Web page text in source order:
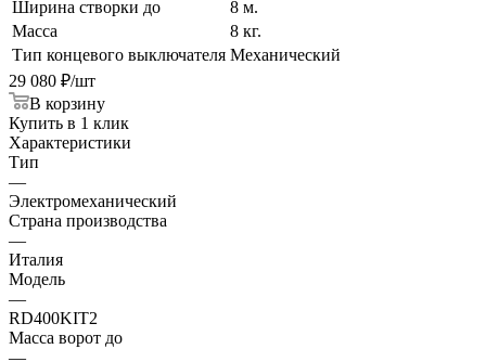
Ширина створки до
8 м.
Масса
8 кг.
Тип концевого выключателя Механический
29 080 ₽/шт
В корзину
Купить в 1 клик
Характеристики
Тип
—
Электромеханический
Страна производства
—
Италия
Модель
—
RD400KIT2
Масса ворот до
—